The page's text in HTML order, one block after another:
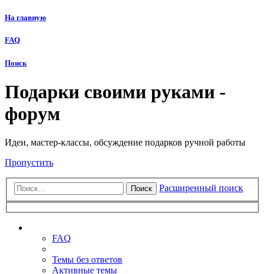
На главную
FAQ
Поиск
Подарки своими руками -
форум
Идеи, мастер-классы, обсуждение подарков ручной работы
Пропустить
Поиск Расширенный поиск
FAQ
Темы без ответов
Активные темы